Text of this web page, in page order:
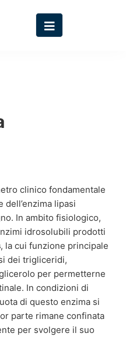
clinico fondamentale
lipasi
In ambito fisiologico,
idrosolubili prodotti
, la cui funzione principale
dei trigliceridi,
per permetterne
In condizioni di
di questo enzima si
parte rimane confinata
per svolgere il suo